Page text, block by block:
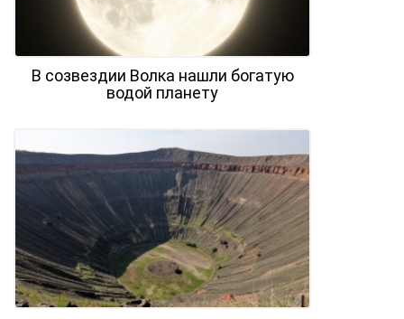
В созвездии Волка нашли богатую
водой планету